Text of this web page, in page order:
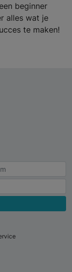
beginner
alles wat je
te maken!